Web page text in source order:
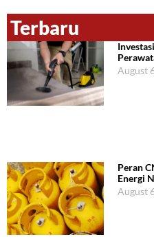
Terbaru
August
Peran
Energi
August